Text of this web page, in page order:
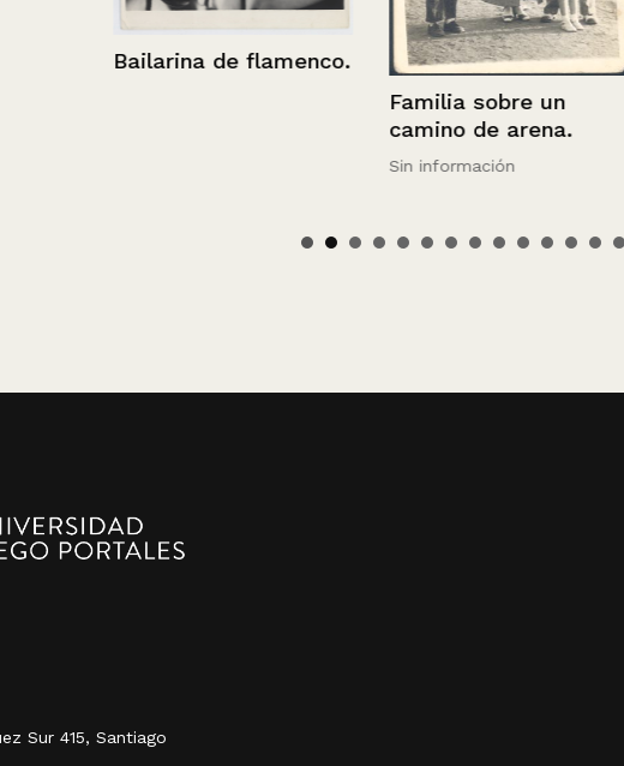
Bailarina de flamenco.
Familia sobre un
camino de arena.
Sin información
Sur 415, Santiago